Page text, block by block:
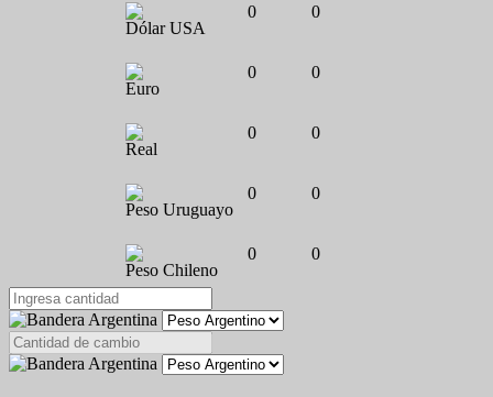
Dólar USA
0 0
Euro
0 0
Real
0 0
Peso Uruguayo
0 0
Peso Chileno
0 0